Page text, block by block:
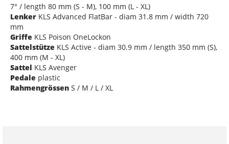
7° / length 80 mm (S - M), 100 mm (L - XL)
Lenker KLS Advanced FlatBar - diam 31.8 mm / width 720
mm
Griffe KLS Poison OneLockon
Sattelstütze KLS Active - diam 30.9 mm / length 350 mm (S),
400 mm (M - XL)
Sattel KLS Avenger
Pedale plastic
Rahmengrössen S / M / L / XL